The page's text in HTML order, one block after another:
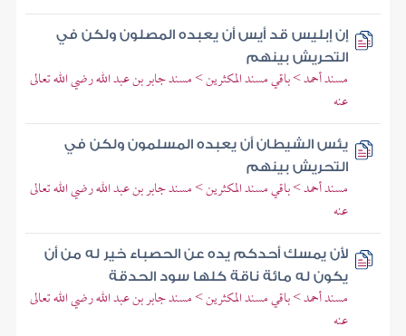
إن إبليس قد أيس أن يعبده المصلون ولكن في
التحريش بينهم
مسند أحمد > باقي مسند المكثرين > مسند جابر بن عبد الله رضي الله تعالى
عنه
يئس الشيطان أن يعبده المسلمون ولكن في
التحريش بينهم
مسند أحمد > باقي مسند المكثرين > مسند جابر بن عبد الله رضي الله تعالى
عنه
لأن يمسك أحدكم يده عن الحصباء خير له من أن
يكون له مائة ناقة كلها سود الحدقة
مسند أحمد > باقي مسند المكثرين > مسند جابر بن عبد الله رضي الله تعالى
عنه